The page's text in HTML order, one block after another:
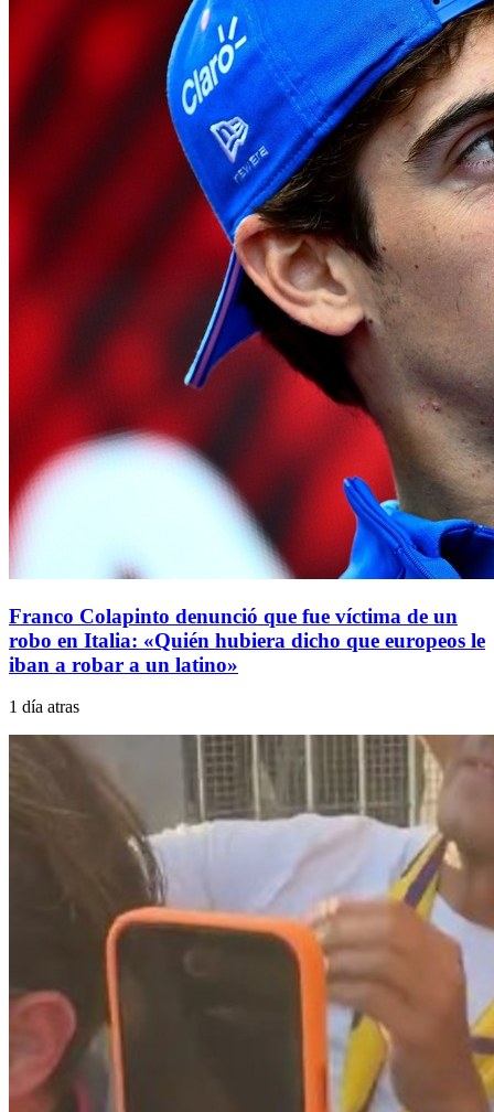
Franco Colapinto denunció que fue víctima de un
robo en Italia: «Quién hubiera dicho que europeos le
iban a robar a un latino»
1 día atras